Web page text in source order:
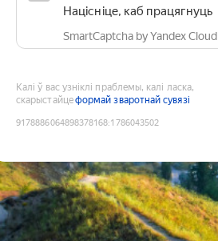
Націсніце, каб працягнуць
SmartCaptcha by Yandex Cloud
Калі ў вас узніклі праблемы, калі ласка,
скарыстайцеформай зваротнай сувязі
9178886064898378168:1786043502